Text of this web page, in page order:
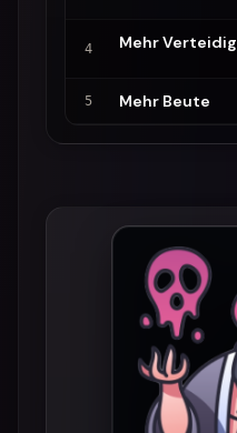
4 Mehr
5 Mehr Beute